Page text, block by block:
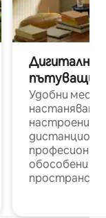
Дигитални
пътуващи
Удобни
настаняване
настроени и
обособени